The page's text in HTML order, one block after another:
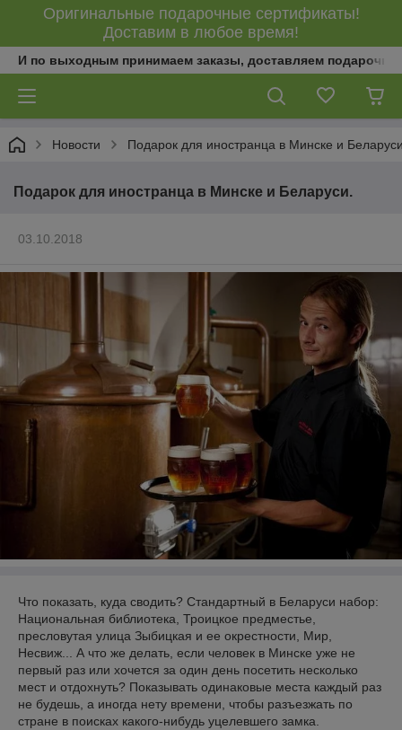
Оригинальные подарочные сертификаты!
Доставим в любое время!
И по выходным принимаем заказы, доставляем
Новости Подарок для иностранца в Минске и
Подарок для иностранца в Минске и Беларуси.
03.10.2018
Что показать, куда сводить? Стандартный в Беларуси набор:
Национальная библиотека, Троицкое предместье,
пресловутая улица Зыбицкая и ее окрестности, Мир,
Несвиж... А что же делать, если человек в Минске уже не
первый раз или хочется за один день посетить несколько
мест и отдохнуть? Показывать одинаковые места каждый раз
не будешь, а иногда нету времени, чтобы разъезжать по
стране в поисках какого-нибудь уцелевшего замка.